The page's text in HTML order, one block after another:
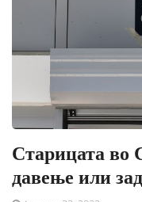
Старицата во
давење или